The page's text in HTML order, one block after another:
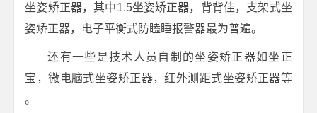
坐姿矫正器，其中1.5坐姿矫正器，背背佳，支架式坐
姿矫正器，电子平衡式防瞌睡报警器最为普遍。
还有一些是技术人员自制的坐姿矫正器如坐正
宝，微电脑式坐姿矫正器，红外测距式坐姿矫正器等
。